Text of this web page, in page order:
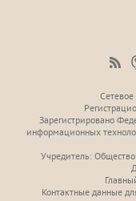
Зарегистрировано
информационных
Учредитель:
Контактные данные